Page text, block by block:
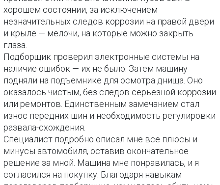
хорошем состоянии, за исключением
незначительных следов коррозии на правой двери
и крыле — мелочи, на которые можно закрыть
глаза.
Подборщик проверил электронные системы на
наличие ошибок — их не было. Затем машину
подняли на подъемнике для осмотра днища. Оно
оказалось чистым, без следов серьезной коррозии
или ремонтов. Единственным замечанием стал
износ передних шин и необходимость регулировки
развала-схождения.
Специалист подробно описал мне все плюсы и
минусы автомобиля, оставив окончательное
решение за мной. Машина мне понравилась, и я
согласился на покупку. Благодаря навыкам